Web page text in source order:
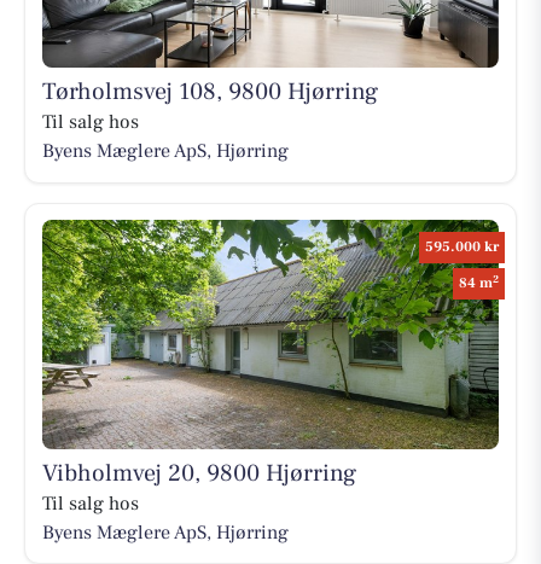
Tørholmsvej 108, 9800 Hjørring
Til salg hos
Byens Mæglere ApS, Hjørring
595.000 kr
84 m2
Vibholmvej 20, 9800 Hjørring
Til salg hos
Byens Mæglere ApS, Hjørring